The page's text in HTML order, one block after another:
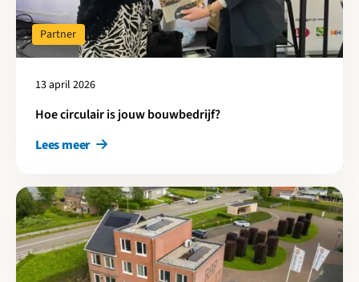
13 april 2026
Hoe circulair is jouw bouwbedrijf?
Partner
Lees meer
Lees meer over Circulair West publiceert onderzoek naar